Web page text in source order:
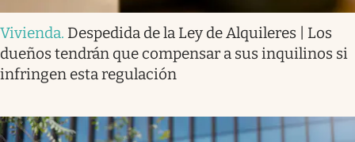
Vivienda. Despedida de la Ley de Alquileres | Los
dueños tendrán que compensar a sus inquilinos si
infringen esta regulación